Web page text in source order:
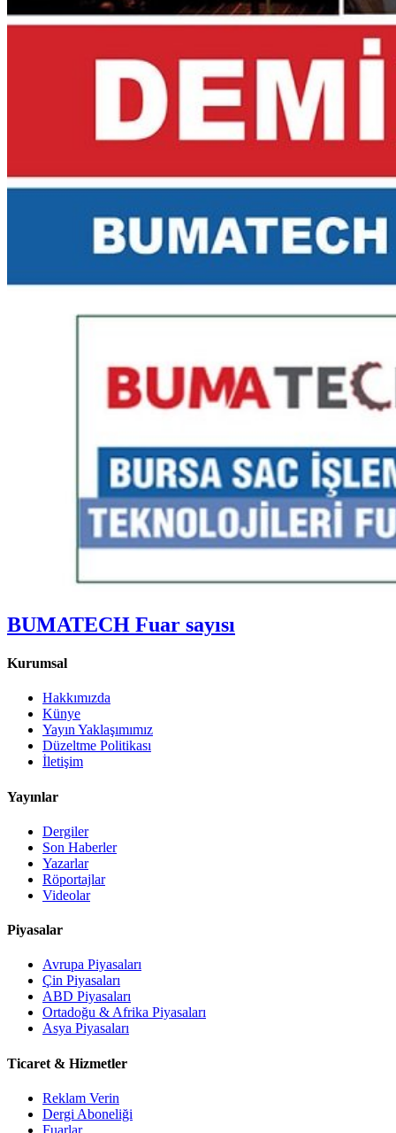
BUMATECH Fuar sayısı
Kurumsal
Hakkımızda
Künye
Yayın Yaklaşımımız
Düzeltme Politikası
İletişim
Yayınlar
Dergiler
Son Haberler
Yazarlar
Röportajlar
Videolar
Piyasalar
Avrupa Piyasaları
Çin Piyasaları
ABD Piyasaları
Ortadoğu & Afrika Piyasaları
Asya Piyasaları
Ticaret & Hizmetler
Reklam Verin
Dergi Aboneliği
Fuarlar